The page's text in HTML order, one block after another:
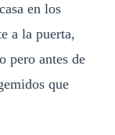
en los
a la puerta,
pero antes de
que